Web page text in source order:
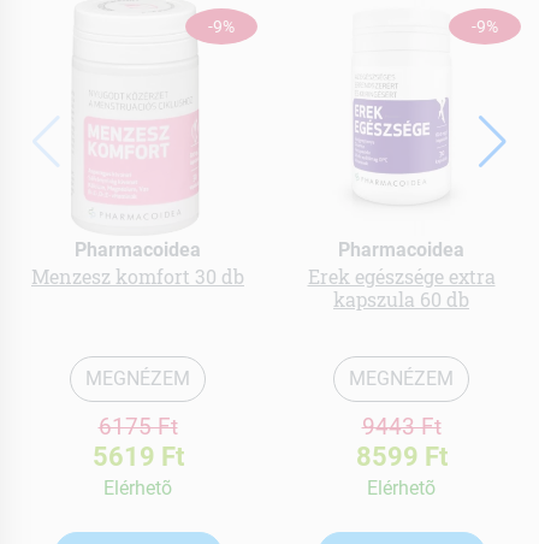
-9%
Pharmacoidea
Menzesz komfort 30 db
MEGNÉZEM
6175 Ft
5619 Ft
Elérhetõ
-9%
Pharmacoidea
Erek egészsége extra
kapszula 60 db
MEGNÉZEM
9443 Ft
8599 Ft
Elérhetõ